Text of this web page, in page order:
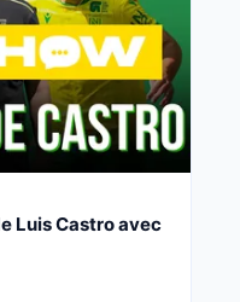
Luis Castro avec